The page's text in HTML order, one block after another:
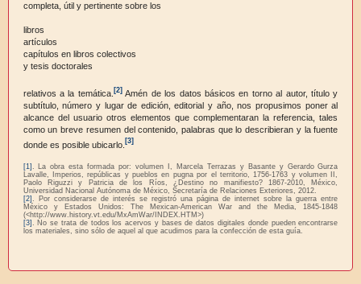
completa, útil y pertinente sobre los
libros
artículos
capítulos en libros colectivos
y tesis doctorales
relativos a la temática. [2]Amén de los datos básicos en torno al autor, título y
subtítulo, número y lugar de edición, editorial y año, nos propusimos poner al
alcance del usuario otros elementos que complementaran la referencia, tales
como un breve resumen del contenido, palabras que lo describieran y la fuente
donde es posible ubicarlo. [3]
[1] . La obra esta formada por: volumen I, Marcela Terrazas y Basante y Gerardo Gurza
Lavalle, Imperios, repúblicas y pueblos en pugna por el territorio, 1756-1763 y volumen II,
Paolo Riguzzi y Patricia de los Ríos, ¿Destino no manifiesto? 1867-2010, México,
Universidad Nacional Autónoma de México, Secretaría de Relaciones Exteriores, 2012.
[2] . Por considerarse de interés se registró una página de internet sobre la guerra entre
México y Estados Unidos: The Mexican-American War and the Media, 1845-1848
(<http://www.history.vt.edu/MxAmWar/INDEX.HTM>)
[3] . No se trata de todos los acervos y bases de datos digitales donde pueden encontrarse
los materiales, sino sólo de aquel al que acudimos para la confección de esta guía.